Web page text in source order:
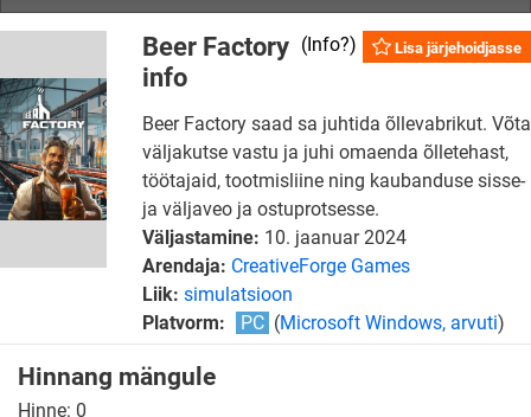
Lisa järjehoidjasse
(Info?)
Beer Factory
info
Beer Factory saad sa juhtida õllevabrikut. Võta
väljakutse vastu ja juhi omaenda õlletehast,
töötajaid, tootmisliine ning kaubanduse sisse-
ja väljaveo ja ostuprotsesse.
Väljastamine: 10. jaanuar 2024
Arendaja: CreativeForge Games
Liik: simulatsioon
Platvorm:
PC (Microsoft Windows, arvuti)
Hinnang mängule
Hinne: 0